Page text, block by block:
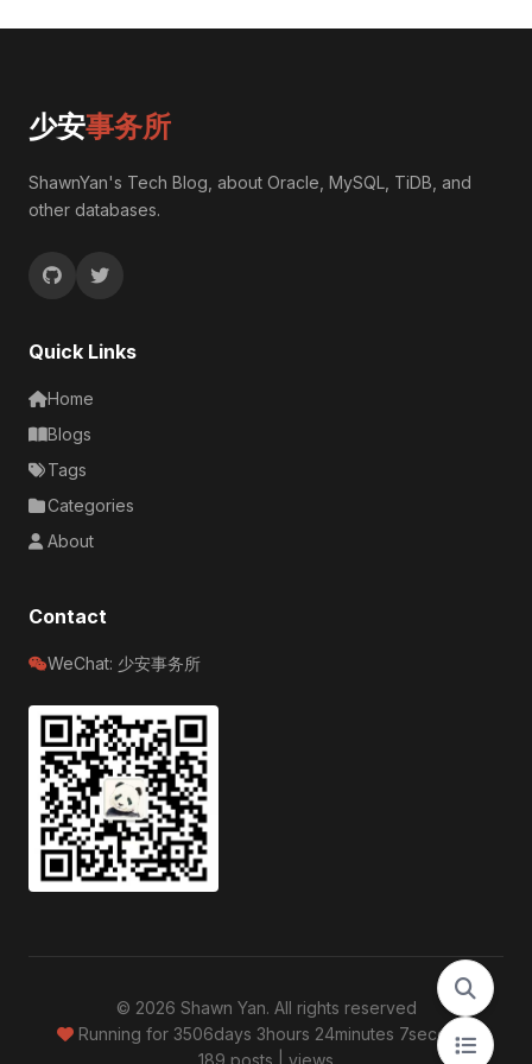
少安事务所
ShawnYan's Tech Blog, about Oracle, MySQL, TiDB, and
other databases.
Quick Links
Home
Blogs
Tags
Categories
About
Contact
WeChat: 少安事务所
© 2026 Shawn Yan. All rights reserved
Running for 3506days 3hours 24minutes 8seconds